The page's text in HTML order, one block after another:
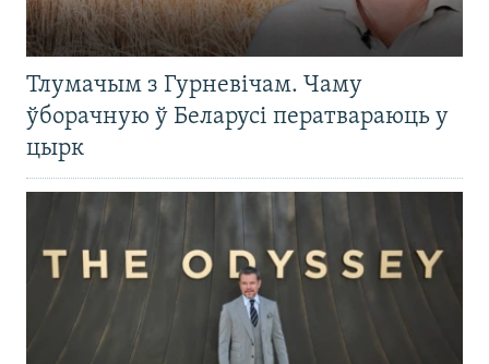
Тлумачым з Гурневічам. Чаму
ўборачную ў Беларусі ператвараюць у
цырк